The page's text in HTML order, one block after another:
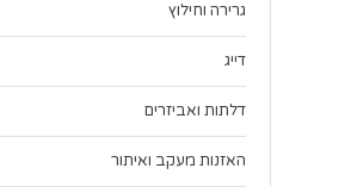
גרירה וחילוץ
דייג
דלתות ואביזרים
האזנות מעקב ואיתור